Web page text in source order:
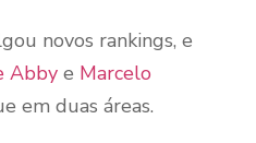
novos rankings, e
Abby e Marcelo
em duas áreas.